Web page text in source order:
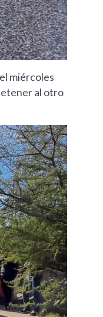
miércoles
al otro